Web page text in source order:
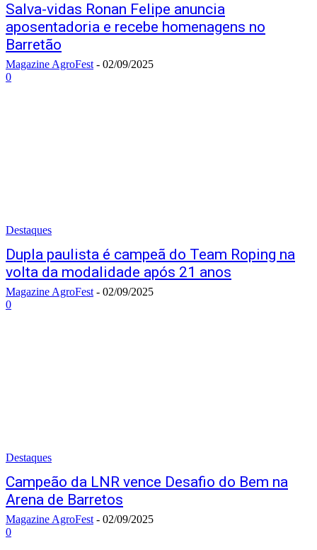
Salva-vidas Ronan Felipe anuncia
aposentadoria e recebe homenagens no
Barretão
Magazine AgroFest - 02/09/2025
0
Destaques
Dupla paulista é campeã do Team Roping na
volta da modalidade após 21 anos
Magazine AgroFest - 02/09/2025
0
Destaques
Campeão da LNR vence Desafio do Bem na
Arena de Barretos
Magazine AgroFest - 02/09/2025
0